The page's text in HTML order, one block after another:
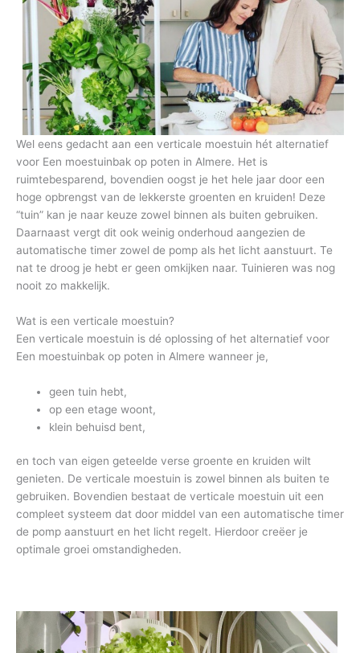
Wel eens gedacht aan een verticale moestuin hét alternatief
voor Een moestuinbak op poten in Almere. Het is
ruimtebesparend, bovendien oogst je het hele jaar door een
hoge opbrengst van de lekkerste groenten en kruiden! Deze
“tuin” kan je naar keuze zowel binnen als buiten gebruiken.
Daarnaast vergt dit ook weinig onderhoud aangezien de
automatische timer zowel de pomp als het licht aanstuurt. Te
nat te droog je hebt er geen omkijken naar. Tuinieren was nog
nooit zo makkelijk.
Wat is een verticale moestuin?
Een verticale moestuin is dé oplossing of het alternatief voor
Een moestuinbak op poten in Almere wanneer je,
geen tuin hebt,
op een etage woont,
klein behuisd bent,
en toch van eigen geteelde verse groente en kruiden wilt
genieten. De verticale moestuin is zowel binnen als buiten te
gebruiken. Bovendien bestaat de verticale moestuin uit een
compleet systeem dat door middel van een automatische timer
de pomp aanstuurt en het licht regelt. Hierdoor creëer je
optimale groei omstandigheden.